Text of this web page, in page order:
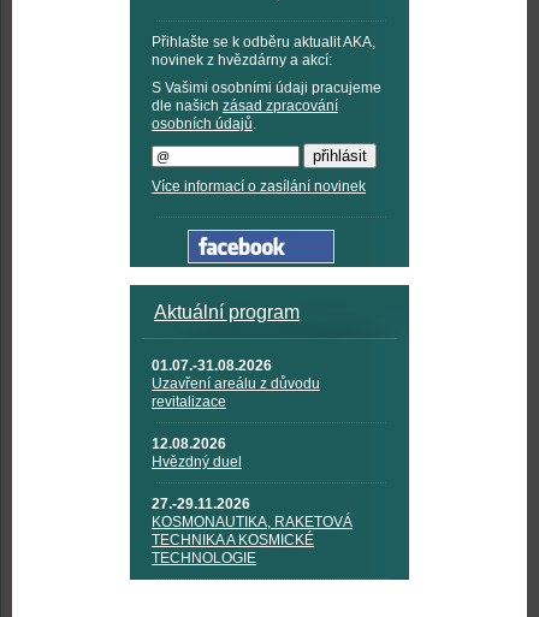
Přihlašte se k odběru aktualit AKA,
novinek z hvězdárny a akcí:
S Vašimi osobními údaji pracujeme
dle našich zásad zpracování
osobních údajů.
Více informací o zasílání novinek
Aktuální program
01.07.-31.08.2026
Uzavření areálu z důvodu
revitalizace
12.08.2026
Hvězdný duel
27.-29.11.2026
KOSMONAUTIKA, RAKETOVÁ
TECHNIKA A KOSMICKÉ
TECHNOLOGIE